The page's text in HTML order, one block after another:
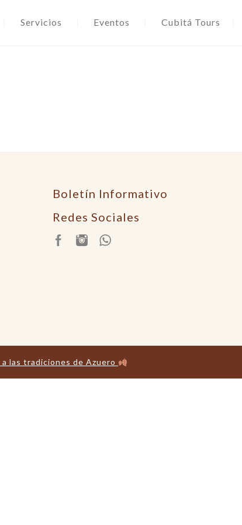
Servicios Eventos Cubitá Tours
Boletín Informativo
Redes Sociales
las tradiciones de Azuero